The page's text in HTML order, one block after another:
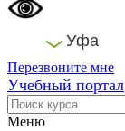
Уфа
Перезвоните мне
Учебный портал
Меню